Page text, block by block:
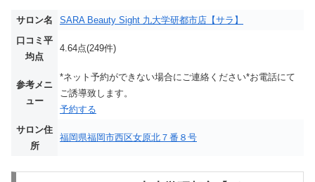
サロン名
SARA Beauty Sight 九大学研都市店【サラ】
口コミ平
均点
4.64点(249件)
参考メニ
ュー
*ネット予約ができない場合にご連絡ください*お電話にて
ご誘導致します。
予約する
サロン住
所
福岡県福岡市西区女原北７番８号